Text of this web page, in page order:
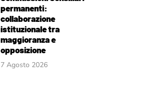
permanenti:
collaborazione
istituzionale tra
maggioranza e
opposizione
7 Agosto 2026